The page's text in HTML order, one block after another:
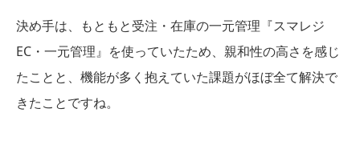
決め手は、もともと受注・在庫の一元管理『スマレジ
EC・一元管理』を使っていたため、親和性の高さを感じ
たことと、機能が多く抱えていた課題がほぼ全て解決で
きたことですね。